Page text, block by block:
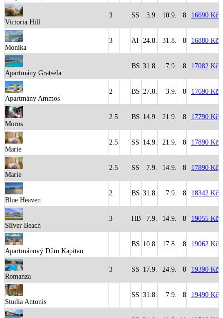
Victoria Hill
3 SS 3.9. 10.9. 8 16690 Kč
Monika
3 AI 24.8. 31.8. 8 16880 Kč
Apartmány Gratsela
BS 31.8. 7.9. 8 17082 Kč
Apartmány Ammos
2 BS 27.8. 3.9. 8 17690 Kč
Moros
2.5 BS 14.9. 21.9. 8 17790 Kč
Marie
2.5 SS 14.9. 21.9. 8 17890 Kč
Marie
2.5 SS 7.9. 14.9. 8 17890 Kč
Blue Heaven
2 BS 31.8. 7.9. 8 18342 Kč
Silver Beach
3 HB 7.9. 14.9. 8 19055 Kč
Apartmánový Dům Kapitan
BS 10.8. 17.8. 8 19062 Kč
Romanza
3 SS 17.9. 24.9. 8 19390 Kč
Studia Antonis
SS 31.8. 7.9. 8 19490 Kč